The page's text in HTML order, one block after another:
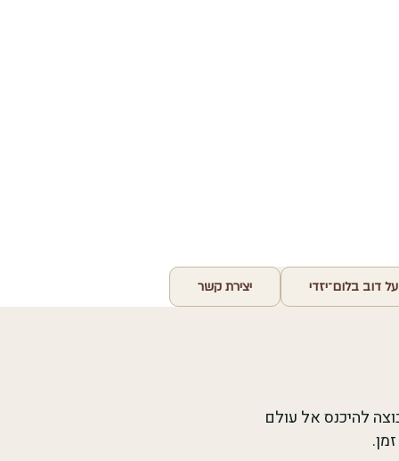
על דוב בלום־יזדי יצירת קשר
להיכנס אל עולם